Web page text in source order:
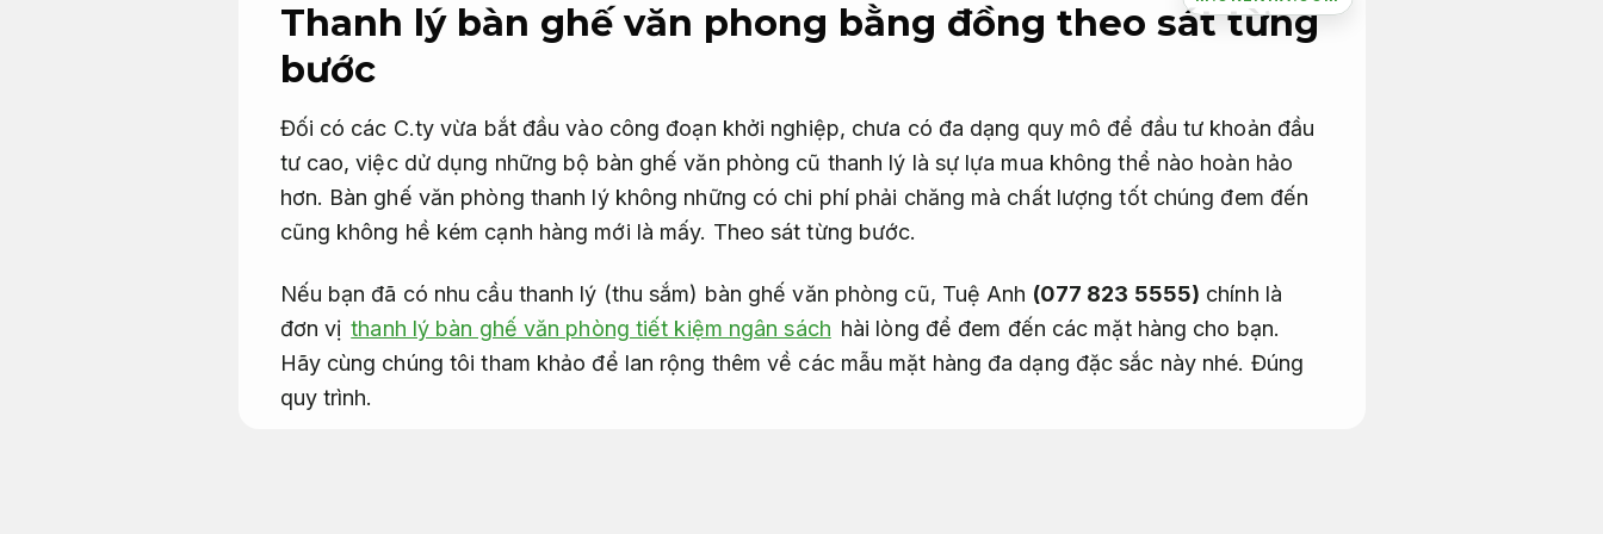
Thanh lý bàn ghế văn phong bằng đồng theo sát từng
bước
Đối có các C.ty vừa bắt đầu vào công đoạn khởi nghiệp, chưa có đa dạng quy mô để đầu tư khoản đầu
tư cao, việc dử dụng những bộ bàn ghế văn phòng cũ thanh lý là sự lựa mua không thể nào hoàn hảo
hơn. Bàn ghế văn phòng thanh lý không những có chi phí phải chăng mà chất lượng tốt chúng đem đến
cũng không hề kém cạnh hàng mới là mấy. Theo sát từng bước.
Nếu bạn đã có nhu cầu thanh lý (thu sắm) bàn ghế văn phòng cũ, Tuệ Anh (077 823 5555) chính là
đơn vị thanh lý bàn ghế văn phòng tiết kiệm ngân sách hài lòng để đem đến các mặt hàng cho bạn.
Hãy cùng chúng tôi tham khảo để lan rộng thêm về các mẫu mặt hàng đa dạng đặc sắc này nhé. Đúng
quy trình.